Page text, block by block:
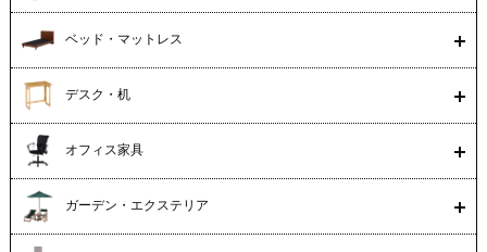
ベッド・マットレス
デスク・机
オフィス家具
ガーデン・エクステリア